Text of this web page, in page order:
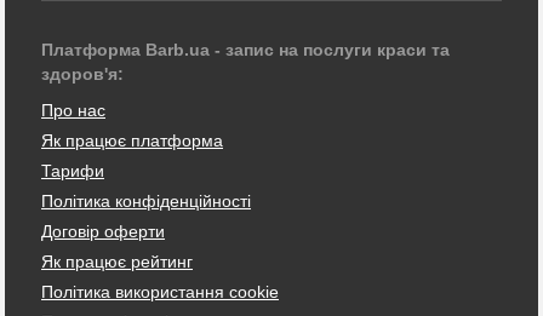
Платформа Barb.ua - запис на послуги краси та
здоров'я:
Про нас
Як працює платформа
Тарифи
Політика конфіденційності
Договір оферти
Як працює рейтинг
Політика використання cookie